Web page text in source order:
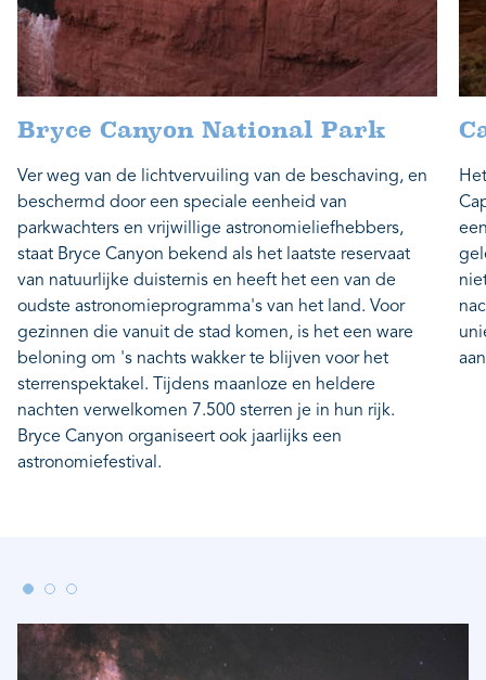
Bryce Canyon National Park
Ver weg van de lichtvervuiling van de beschaving, en
beschermd door een speciale eenheid van
parkwachters en vrijwillige astronomieliefhebbers,
staat Bryce Canyon bekend als het laatste reservaat
van natuurlijke duisternis en heeft het een van de
oudste astronomieprogramma's van het land. Voor
gezinnen die vanuit de stad komen, is het een ware
beloning om 's nachts wakker te blijven voor het
sterrenspektakel. Tijdens maanloze en heldere
nachten verwelkomen 7.500 sterren je in hun rijk.
Bryce Canyon organiseert ook jaarlijks een
astronomiefestival.